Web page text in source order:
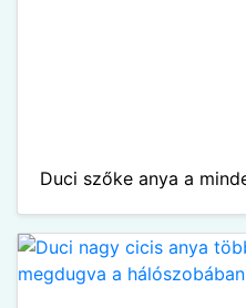
Duci szőke anya a